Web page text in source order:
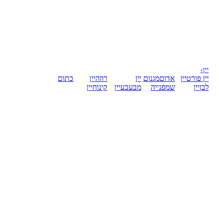
יין›
יין פורטיין
לבןיין
אדוםמגנום
שמפנייה
יין
מבעבעיין
רוזהיין
קינוחיין
כתום